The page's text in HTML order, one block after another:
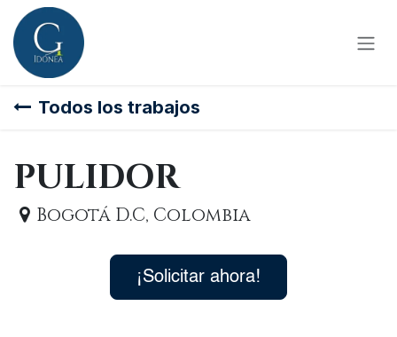
Ir al contenido
Todos los trabajos
PULIDOR
Bogotá D.C, Colombia
¡Solicitar ahora!